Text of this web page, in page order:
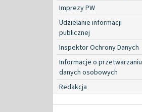
Imprezy PW
Udzielanie informacji
publicznej
Inspektor Ochrony Danych
Informacje o przetwarzaniu
danych osobowych
Redakcja